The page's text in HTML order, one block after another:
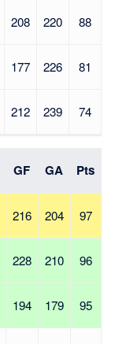
208 220 88
177 226 81
212 239 74
GF GA Pts
216 204 97
228 210 96
194 179 95